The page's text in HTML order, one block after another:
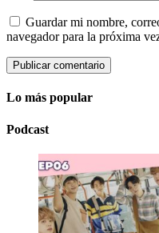
Guardar mi nombre,
navegador para la próxima
Lo más popular
Podcast